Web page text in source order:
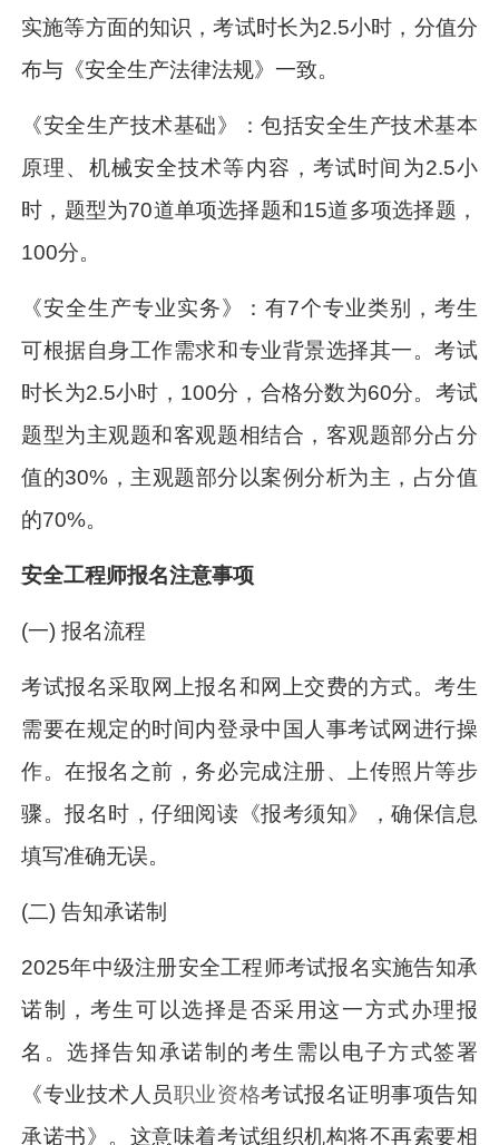
实施等方面的知识，考试时长为2.5小时，分值分
布与《安全生产法律法规》一致。
《安全生产技术基础》：包括安全生产技术基本
原理、机械安全技术等内容，考试时间为2.5小
时，题型为70道单项选择题和15道多项选择题，
100分。
《安全生产专业实务》：有7个专业类别，考生
可根据自身工作需求和专业背景选择其一。考试
时长为2.5小时，100分，合格分数为60分。考试
题型为主观题和客观题相结合，客观题部分占分
值的30%，主观题部分以案例分析为主，占分值
的70%。
安全工程师报名注意事项
(一) 报名流程
考试报名采取网上报名和网上交费的方式。考生
需要在规定的时间内登录中国人事考试网进行操
作。在报名之前，务必完成注册、上传照片等步
骤。报名时，仔细阅读《报考须知》，确保信息
填写准确无误。
(二) 告知承诺制
2025年中级注册安全工程师考试报名实施告知承
诺制，考生可以选择是否采用这一方式办理报
名。选择告知承诺制的考生需以电子方式签署
《专业技术人员职业资格考试报名证明事项告知
承诺书》。这意味着考试组织机构将不再索要相